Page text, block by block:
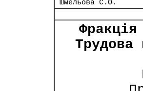
Шмельова С.О.
Трудова